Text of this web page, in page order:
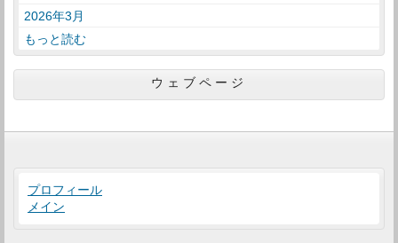
2026年3月
もっと読む
ウェブページ
プロフィール
メイン